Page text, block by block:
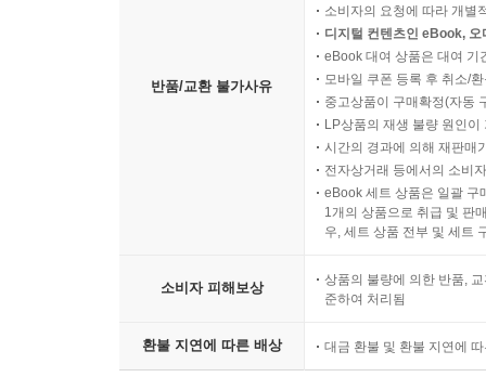
반품/교환 불가사유
소비자의 요청에 따라 개별
디지털 컨텐츠인 eBook,
eBook 대여 상품은 대여 기
모바일 쿠폰 등록 후 취소/
중고상품이 구매확정(자동
LP상품의 재생 불량 원인
시간의 경과에 의해 재판매
전자상거래 등에서의 소비
eBook 세트 상품은 일괄 구
1개의 상품으로 취급 및 판
우, 세트 상품 전부 및 세트
소비자 피해보상
상품의 불량에 의한 반품,
준하여 처리됨
환불 지연에 따른 배상 대금 환불 및 환불 지연에